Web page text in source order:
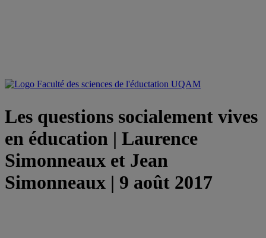
Les questions socialement vives
en éducation | Laurence
Simonneaux et Jean
Simonneaux | 9 août 2017